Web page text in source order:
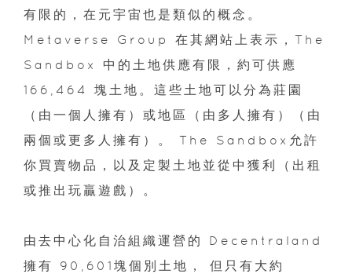
有限的，在元宇宙也是類似的概念。
Metaverse Group 在其網站上表示，The
Sandbox 中的土地供應有限，約可供應
166,464 塊土地。這些土地可以分為莊園
（由一個人擁有）或地區（由多人擁有）（由
兩個或更多人擁有）。 The Sandbox允許
你買賣物品，以及定製土地並從中獲利（出租
或推出玩贏遊戲）。
由去中心化自治組織運營的 Decentraland
擁有 90,601塊個別土地， 但只有大約